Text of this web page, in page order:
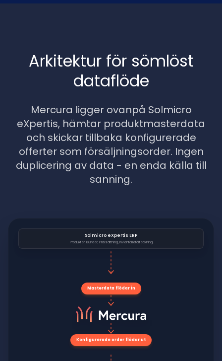
Arkitektur för sömlöst
dataflöde
Mercura ligger ovanpå Solmicro
eXpertis, hämtar produktmasterdata
och skickar tillbaka konfigurerade
offerter som försäljningsorder. Ingen
duplicering av data - en enda källa till
sanning.
Solmicro eXpertis ERP
Produkter, Kunder, Prissättning, Inventarieförteckning
Masterdata flödar in
Konfigurerade order flödar ut